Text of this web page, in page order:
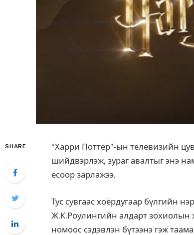
SHARE
“Харри Поттер”-ын телевизийн
шийдвэрлэж, зураг авалтыг энэ
ёсоор зарлажээ.
Тус сувгаас хоёрдугаар бүлгийн
Ж.К.Роулингийн алдарт зохиолын
номоос сэдэвлэн бүтээнэ гэж